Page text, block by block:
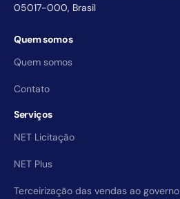
05017-000, Brasil
Quem somos
Quem somos
Contato
Serviços
NET Licitação
NET Plus
Terceirização das vendas ao governo